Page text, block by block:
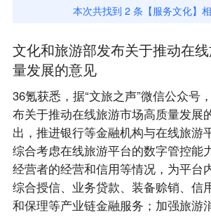
本次共找到 2 条【服务文化】
文化和旅游部发布关于推动在
量发展的意见
36氪获悉，据“文旅之声”微信公众号
布关于推动在线旅游市场高质量发展
出，推进银行等金融机构与在线旅游
综合考虑在线旅游平台的数字管控能
经营者的经营和信用等情况，为平台
综合授信、业务贷款、装备赊销、信
和保理等产业链金融服务；加强旅游